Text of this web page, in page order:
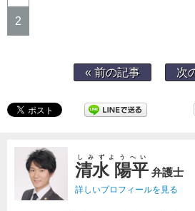
2
« 前の記事 次
清水 陽平
しみずようへい
弁護士
詳しいプロフィールを見る